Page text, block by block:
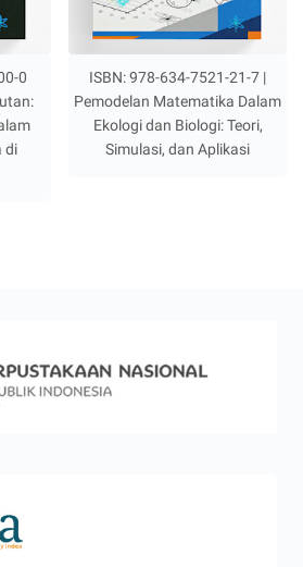
0
di
ISBN: 978-634-7521-21-7 |
Pemodelan Matematika Dalam
Ekologi dan Biologi: Teori,
Simulasi, dan Aplikasi